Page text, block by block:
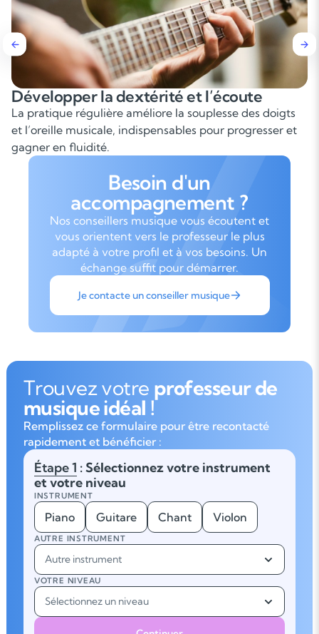
l’écoute
des doigts
pour progresser et
Maîtriser les accords et
Apprendre à enchaîner les
est essentiel pour accompagner
Besoin d'un
accompagnement ?
Nos conseillers musique vous écoutent et
vous orientent vers le professeur le plus
adapté à votre profil et à vos besoins. Un
échange suffit pour démarrer.
Je contacte un conseiller musique
Trouvez votre professeur de
musique idéal !
Remplissez ce formulaire pour être recontacté
rapidement et bénéficier :
Étape 1 : Sélectionnez votre instrument
et votre niveau
INSTRUMENT
Piano Guitare Chant Violon
AUTRE INSTRUMENT
Autre instrument
VOTRE NIVEAU
Sélectionnez un niveau